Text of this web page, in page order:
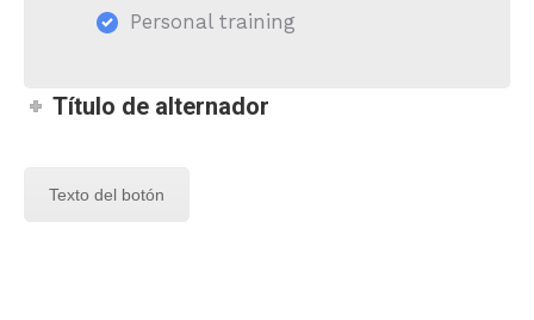
Personal training
Título de alternador
Texto del botón